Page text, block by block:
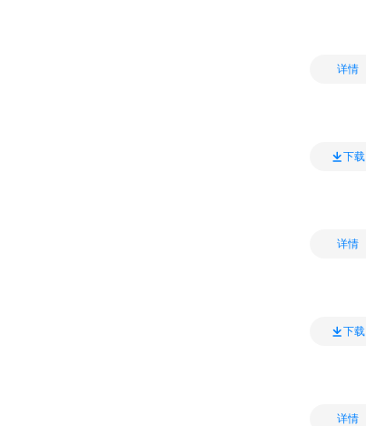
详情
下载
详情
下载
详情